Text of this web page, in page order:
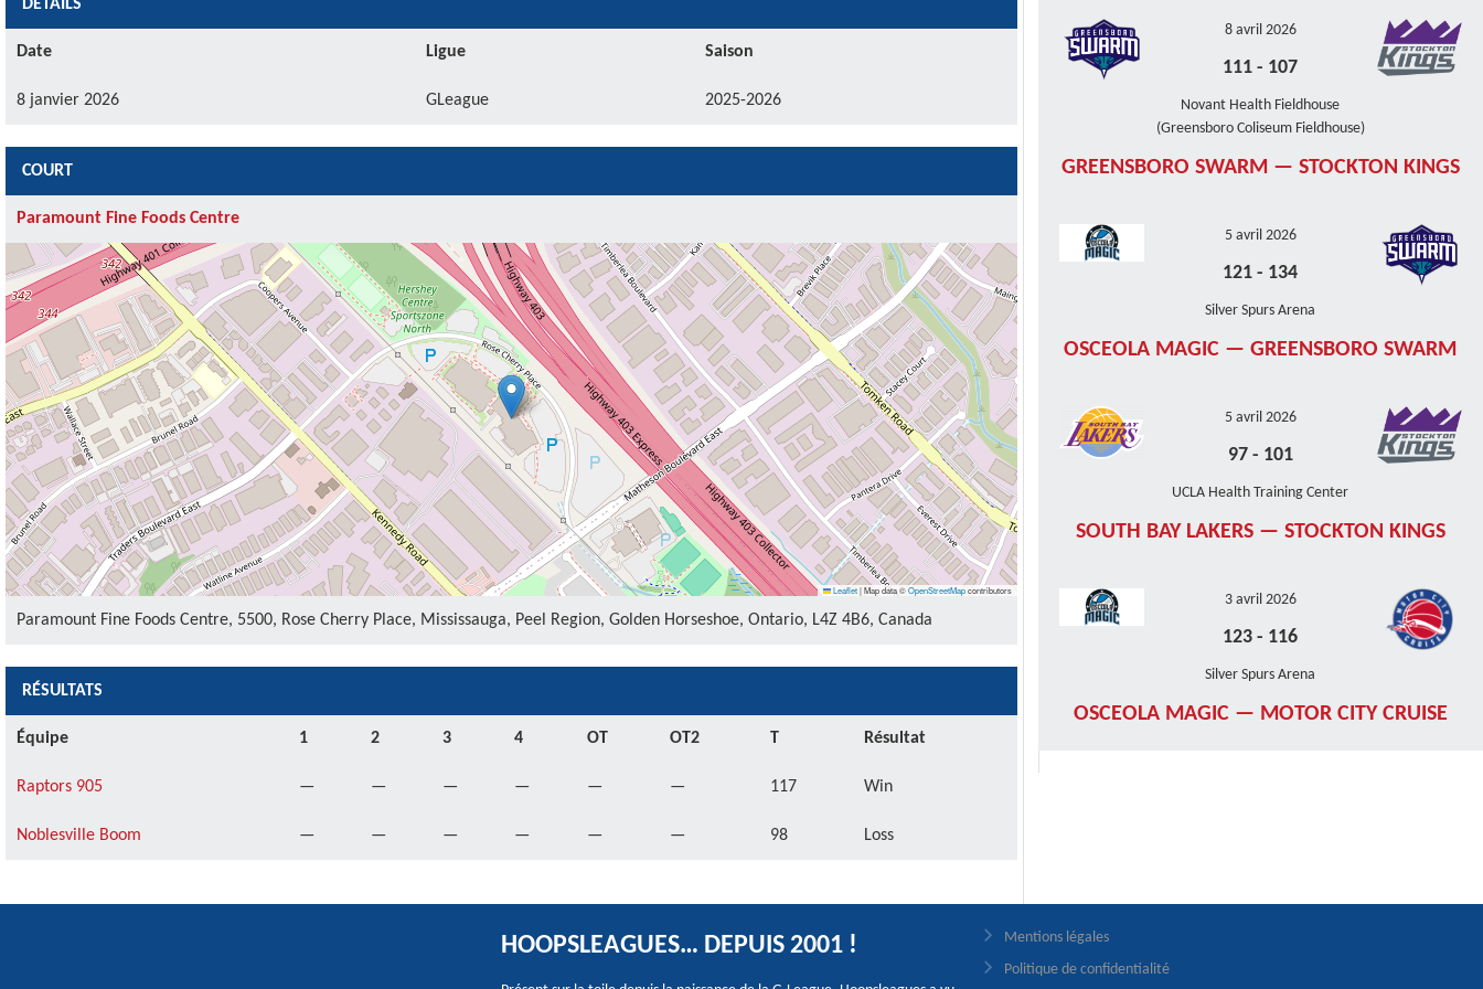
DÉTAILS
Date Ligue Saison
8 janvier 2026 GLeague 2025-2026
COURT
Paramount Fine Foods Centre
Leaflet|Map data ©OpenStreetMapcontributors
Paramount Fine Foods Centre, 5500, Rose Cherry Place, Mississauga, Peel Region, Golden Horseshoe, Ontario, L4Z 4B6, Canada
RÉSULTATS
Équipe 1 2 3 4 OT OT2 T Résultat
Raptors 905 — — — — — — 117 Win
Noblesville Boom — — — — — — 98 Loss
8 avril 2026
111 - 107
Novant Health Fieldhouse
(Greensboro Coliseum Fieldhouse)
GREENSBORO SWARM — STOCKTON KINGS
5 avril 2026
121 - 134
Silver Spurs Arena
OSCEOLA MAGIC — GREENSBORO SWARM
5 avril 2026
97- 101
UCLA Health Training Center
SOUTH BAY LAKERS — STOCKTON KINGS
3 avril 2026
123 - 116
Silver Spurs Arena
OSCEOLA MAGIC — MOTOR CITY CRUISE
HOOPSLEAGUES… DEPUIS 2001 !
Mentions légales
Politique de confidentialité